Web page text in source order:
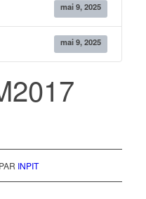
mai 9, 2025
mai 9, 2025
PAR INPIT